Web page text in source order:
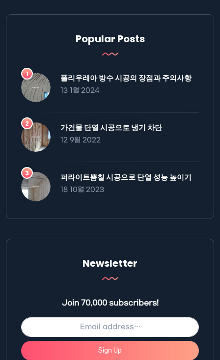
Popular Posts
폴리우레아 방수 시공의 장점과 주의사항
13 1월 2024
가건물 단열 시공으로 냉기 차단
12 9월 2022
퍼라이트뿜칠 시공으로 단열 성능 높이기
18 10월 2023
Newsletter
Join 70,000 subscribers!
Sign Up